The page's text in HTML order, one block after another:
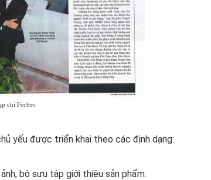
chí Forbes
yếu được triển khai theo các định dạng:
bộ sưu tập giới thiệu sản phẩm.